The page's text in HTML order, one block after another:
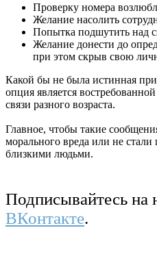
Проверку номера
Желание насолить
Попытка подшутить над
Желание донести до
при этом скрыв свою
Какой бы не была истинная
опция является
связи разного возраста.
Главное, чтобы такие
морального вреда или не
близкими людьми.
Подписывайтесь на
ВКонтакте.